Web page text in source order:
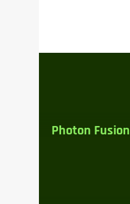
Photon Fusion